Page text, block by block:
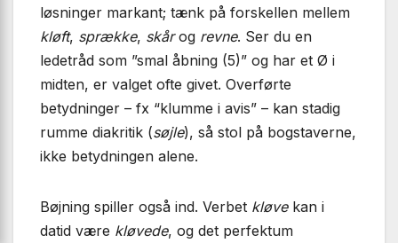
løsninger markant; tænk på forskellen mellem
kløft, sprække, skårog revne. Ser du en
ledetråd som ”smal åbning (5)” og har et Ø i
midten, er valget ofte givet. Overførte
betydninger – fx “klumme i avis” – kan stadig
rumme diakritik (søjle), så stol på bogstaverne,
ikke betydningen alene.
Bøjning spiller også ind. Verbet kløvekan i
datid være kløvede, og det perfektum